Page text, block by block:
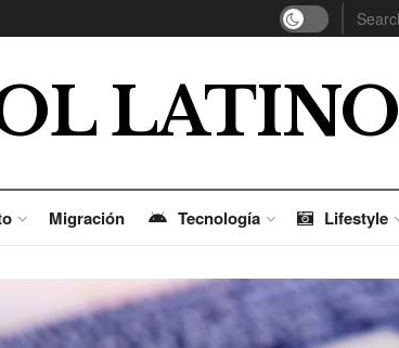
LATINO
Migración Tecnología Lifestyle